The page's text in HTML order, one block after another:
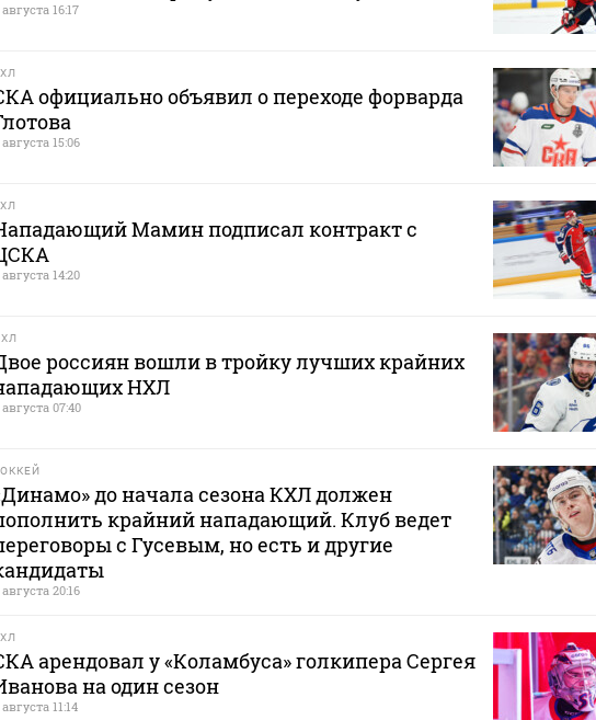
16:17
официально объявил о переходе форварда
15:06
Мамин подписал контракт с
14:20
россиян вошли в тройку лучших крайних
НХЛ
07:40
до начала сезона КХЛ должен
крайний нападающий. Клуб ведет
с Гусевым, но есть и другие
20:16
арендовал у «Коламбуса» голкипера Сергея
на один сезон
11:14